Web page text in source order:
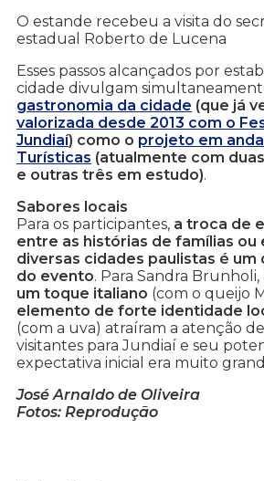
O estande recebeu a visita do
estadual Roberto de Lucena
Esses passos alcançados por
cidade divulgam
gastronomia da cidade (que já
valorizada desde 2013 com o
Jundiaí) como o projeto em
Turísticas (atualmente com
e outras três em estudo).
Sabores locais
Para os participantes, a troca de
entre as histórias de famílias ou
diversas cidades paulistas é um
do evento. Para Sandra Brunholi,
um toque italiano (com o queijo
elemento de forte identidade
(com a uva) atraíram a atenção
visitantes para Jundiaí e seu
expectativa inicial era muito
José Arnaldo de Oliveira
Fotos: Reprodução